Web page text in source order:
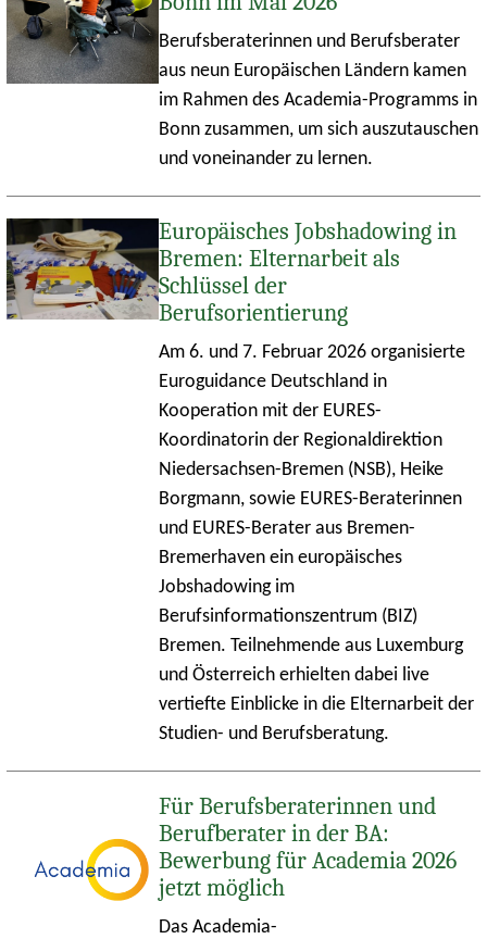
Berufsberaterinnen und Berufsberater
aus neun Europäischen Ländern kamen
im Rahmen des Academia-Programms in
Bonn zusammen, um sich auszutauschen
und voneinander zu lernen.
Europäisches Jobshadowing in
Bremen: Elternarbeit als
Schlüssel der
Berufsorientierung
Am 6. und 7. Februar 2026 organisierte
Euroguidance Deutschland in
Kooperation mit der EURES-
Koordinatorin der Regionaldirektion
Niedersachsen-Bremen (NSB), Heike
Borgmann, sowie EURES-Beraterinnen
und EURES-Berater aus Bremen-
Bremerhaven ein europäisches
Jobshadowing im
Berufsinformationszentrum (BIZ)
Bremen. Teilnehmende aus Luxemburg
und Österreich erhielten dabei live
vertiefte Einblicke in die Elternarbeit der
Studien- und Berufsberatung.
Für Berufsberaterinnen und
Berufberater in der BA:
Bewerbung für Academia 2026
jetzt möglich
Das Academia-